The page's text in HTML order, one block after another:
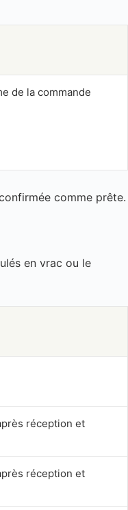
de la commande
comme prête.
en vrac ou le
réception et
réception et